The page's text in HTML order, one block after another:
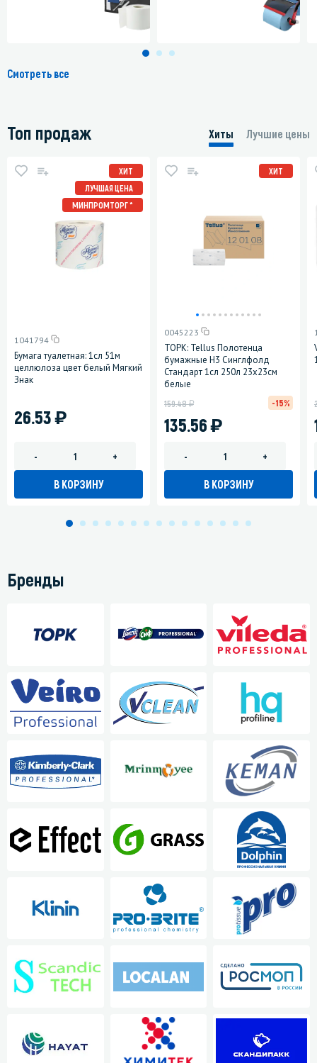
Смотреть все
Топ продаж Хиты Лучшие цены
ХИТ
ЛУЧШАЯ ЦЕНА
МИНПРОМТОРГ *
1041794
Бумага туалетная: 1сл 51м
целлюлоза цвет белый Мягкий
Знак
26.53)
- +
В КОРЗИНУ
ХИТ
0045223
ТОРК: Tellus Полотенца
бумажные H3 Синглфолд
Стандарт 1сл 250л 23х23см
белые
135.56)
159.48у -15%
- +
В КОРЗИНУ
Бренды